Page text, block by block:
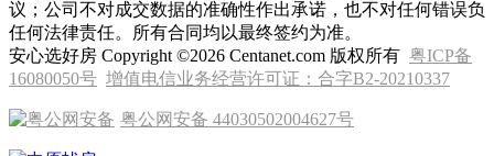
议；公司不对成交数据的准确性作出承诺，也不对任何错误负
任何法律责任。所有合同均以最终签约为准。
安心选好房 Copyright ©2026 Centanet.com 版权所有 粤ICP备
16080050号 增值电信业务经营许可证：合字B2-20210337
粤公网安备 44030502004627号